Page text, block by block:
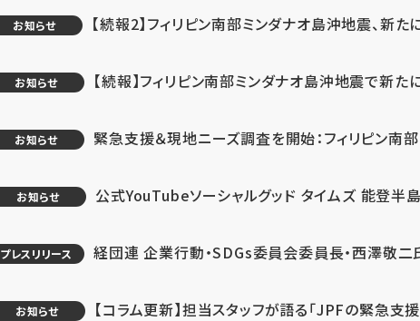
お知らせ 【続報2】フィリピン南部ミンダナオ島沖地震、新
お知らせ 【続報】フィリピン南部ミンダナオ島沖地震で新
お知らせ 緊急支援＆現地ニーズ調査を開始：フィリピン南
お知らせ 公式YouTubeソーシャルグッド タイムズ 能登半
プレスリリース 経団連 企業行動・SDGs委員会委員長・西澤敬二
お知らせ 【コラム更新】担当スタッフが語る「JPFの緊急支